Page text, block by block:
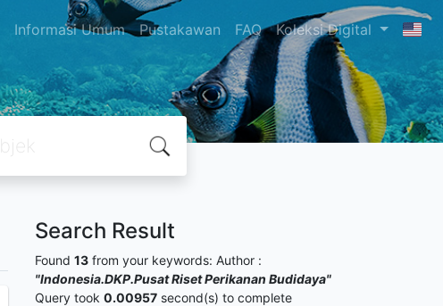
Informasi Umum Pustakawan FAQ Koleksi Digital
Search Result
Found 13 from your keywords: Author :
"Indonesia.DKP.Pusat Riset Perikanan Budidaya"
Query took 0.00957 second(s) to complete